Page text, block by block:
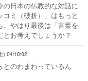
の日本の仏教的な対話に
ミ（破折）」はもっと
、やはり最後は「言葉を
お考えでしょうか？
) 04:18:02
のわまわっているん